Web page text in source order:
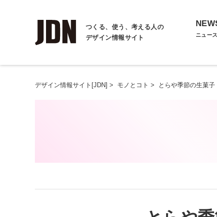
つくる、使う、考える人の
デザイン情報サイト
ニュー
デザイン情報サイト[JDN] > モノとコト > とらや季節の生菓